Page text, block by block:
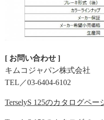
[ お問い合わせ ]
キムコジャパン株式会社
TEL／03-6404-6102
TerselyS 125のカタログペー